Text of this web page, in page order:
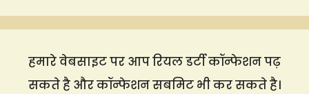
हमारे वेबसाइट पर आप रियल डर्टी कॉन्फेशन पढ़
सकते है और कॉन्फेशन सबमिट भी कर सकते है।